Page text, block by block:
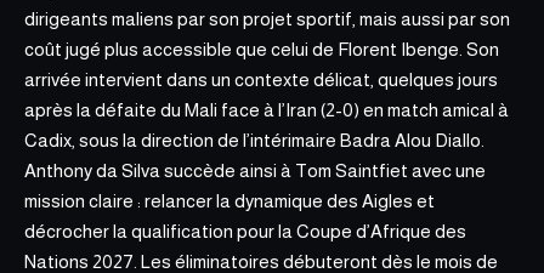
dirigeants maliens par son projet sportif, mais aussi par son
coût jugé plus accessible que celui de Florent Ibenge. Son
arrivée intervient dans un contexte délicat, quelques jours
après la défaite du Mali face à l’Iran (2-0) en match amical à
Cadix, sous la direction de l’intérimaire Badra Alou Diallo.
Anthony da Silva succède ainsi à Tom Saintfiet avec une
mission claire : relancer la dynamique des Aigles et
décrocher la qualification pour la Coupe d’Afrique des
Nations 2027. Les éliminatoires débuteront dès le mois de